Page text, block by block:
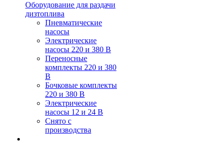
Оборудование для раздачи
дизтоплива
Пневматические
насосы
Электрические
насосы 220 и 380 В
Переносные
комплекты 220 и 380
В
Бочковые комплекты
220 и 380 В
Электрические
насосы 12 и 24 В
Снято с
производства